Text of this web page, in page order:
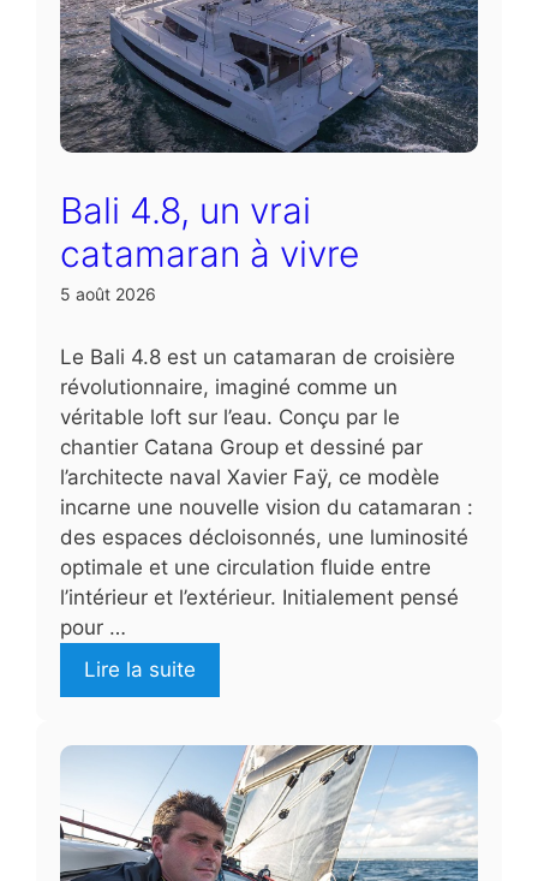
Bali 4.8, un vrai
catamaran à vivre
5 août 2026
Le Bali 4.8 est un catamaran de croisière
révolutionnaire, imaginé comme un
véritable loft sur l’eau. Conçu par le
chantier Catana Group et dessiné par
l’architecte naval Xavier Faÿ, ce modèle
incarne une nouvelle vision du catamaran :
des espaces décloisonnés, une luminosité
optimale et une circulation fluide entre
l’intérieur et l’extérieur. Initialement pensé
pour …
Lire la suite